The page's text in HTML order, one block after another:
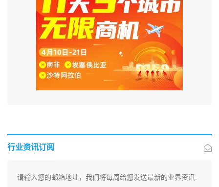
行业资讯订阅
请输入您的邮箱地址，我们将每周给您发送最新的业界资讯.